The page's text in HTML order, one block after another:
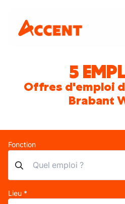
5
Offres d'emploi
Brabant
Fonction
Lieu *